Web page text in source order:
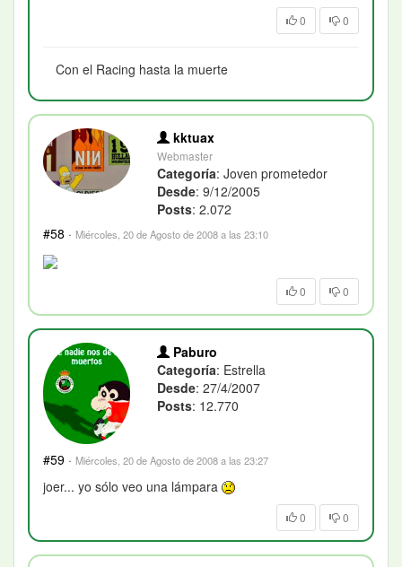
0 0
Con el Racing hasta la muerte
kktuax
Webmaster
Categoría: Joven prometedor
Desde: 9/12/2005
Posts: 2.072
#58 · Miércoles, 20 de Agosto de 2008 a las 23:10
0 0
Paburo
Categoría: Estrella
Desde: 27/4/2007
Posts: 12.770
#59 · Miércoles, 20 de Agosto de 2008 a las 23:27
joer... yo sólo veo una lámpara
0 0